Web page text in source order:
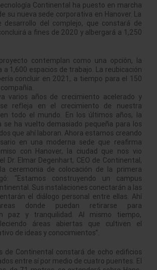
Continental ha puesto en marcha
su nueva sede corporativa en Hanover. La
desarrollo del complejo, que constará de
a fines de 2020 y albergará a 1,250
contemplan como una opción, la
1,600 espacios de trabajo. La reubicación
concluir en 2021, a tiempo para el 150
varios años de crecimiento acelerado y
refleja en el crecimiento de nuestra
todo el mundo. En los últimos años, la
se ha vuelto demasiado pequeña para los
que ahí laboran. Ahora estamos creando
en una moderna sede que reafirma
con Hanover, la ciudad que nos vio
Dr. Elmar Degenhart, CEO de Continental,
ceremonia de colocación de la primera
“Estamos construyendo un campus
Sus instalaciones conectarán a las
el diálogo personal entre ellas. Ahí
donde puedan retirarse para
paz y tranquilidad. Al mismo tiempo,
áreas abiertas que cultiven el
de ideas y conocimientos”.
de Continental constará de ocho edificios
entre sí por medio de cuatro puentes. El